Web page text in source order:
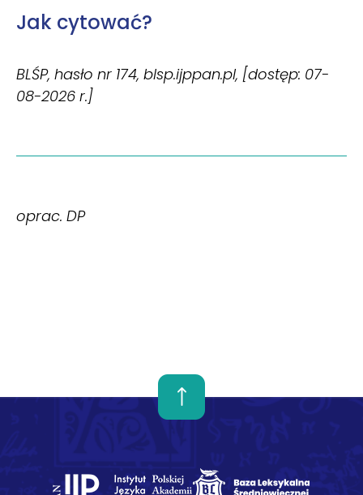
Jak cytować?
BLŚP, hasło nr 174, blsp.ijppan.pl, [dostęp: 07-
08-2026 r.]
oprac. DP